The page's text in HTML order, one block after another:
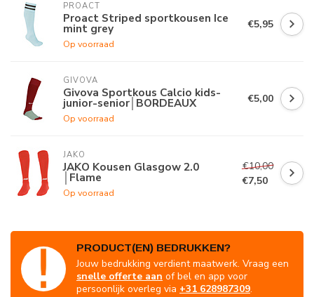
PROACT
Proact Striped sportkousen Ice
mint grey
Op voorraad
€5,95
GIVOVA
Givova Sportkous Calcio kids-
junior-senior│BORDEAUX
Op voorraad
€5,00
JAKO
JAKO Kousen Glasgow 2.0
│Flame
Op voorraad
€10,00
€7,50
PRODUCT(EN) BEDRUKKEN?
Jouw bedrukking verdient maatwerk. Vraag een
snelle offerte aan of bel en app voor
persoonlijk overleg via +31 628987309.